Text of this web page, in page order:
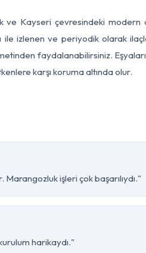
ve Kayseri çevresindeki modern
izlenen ve periyodik olarak
faydalanabilirsiniz.
karşı koruma altında olur.
işleri çok başarılıydı."
harikaydı."